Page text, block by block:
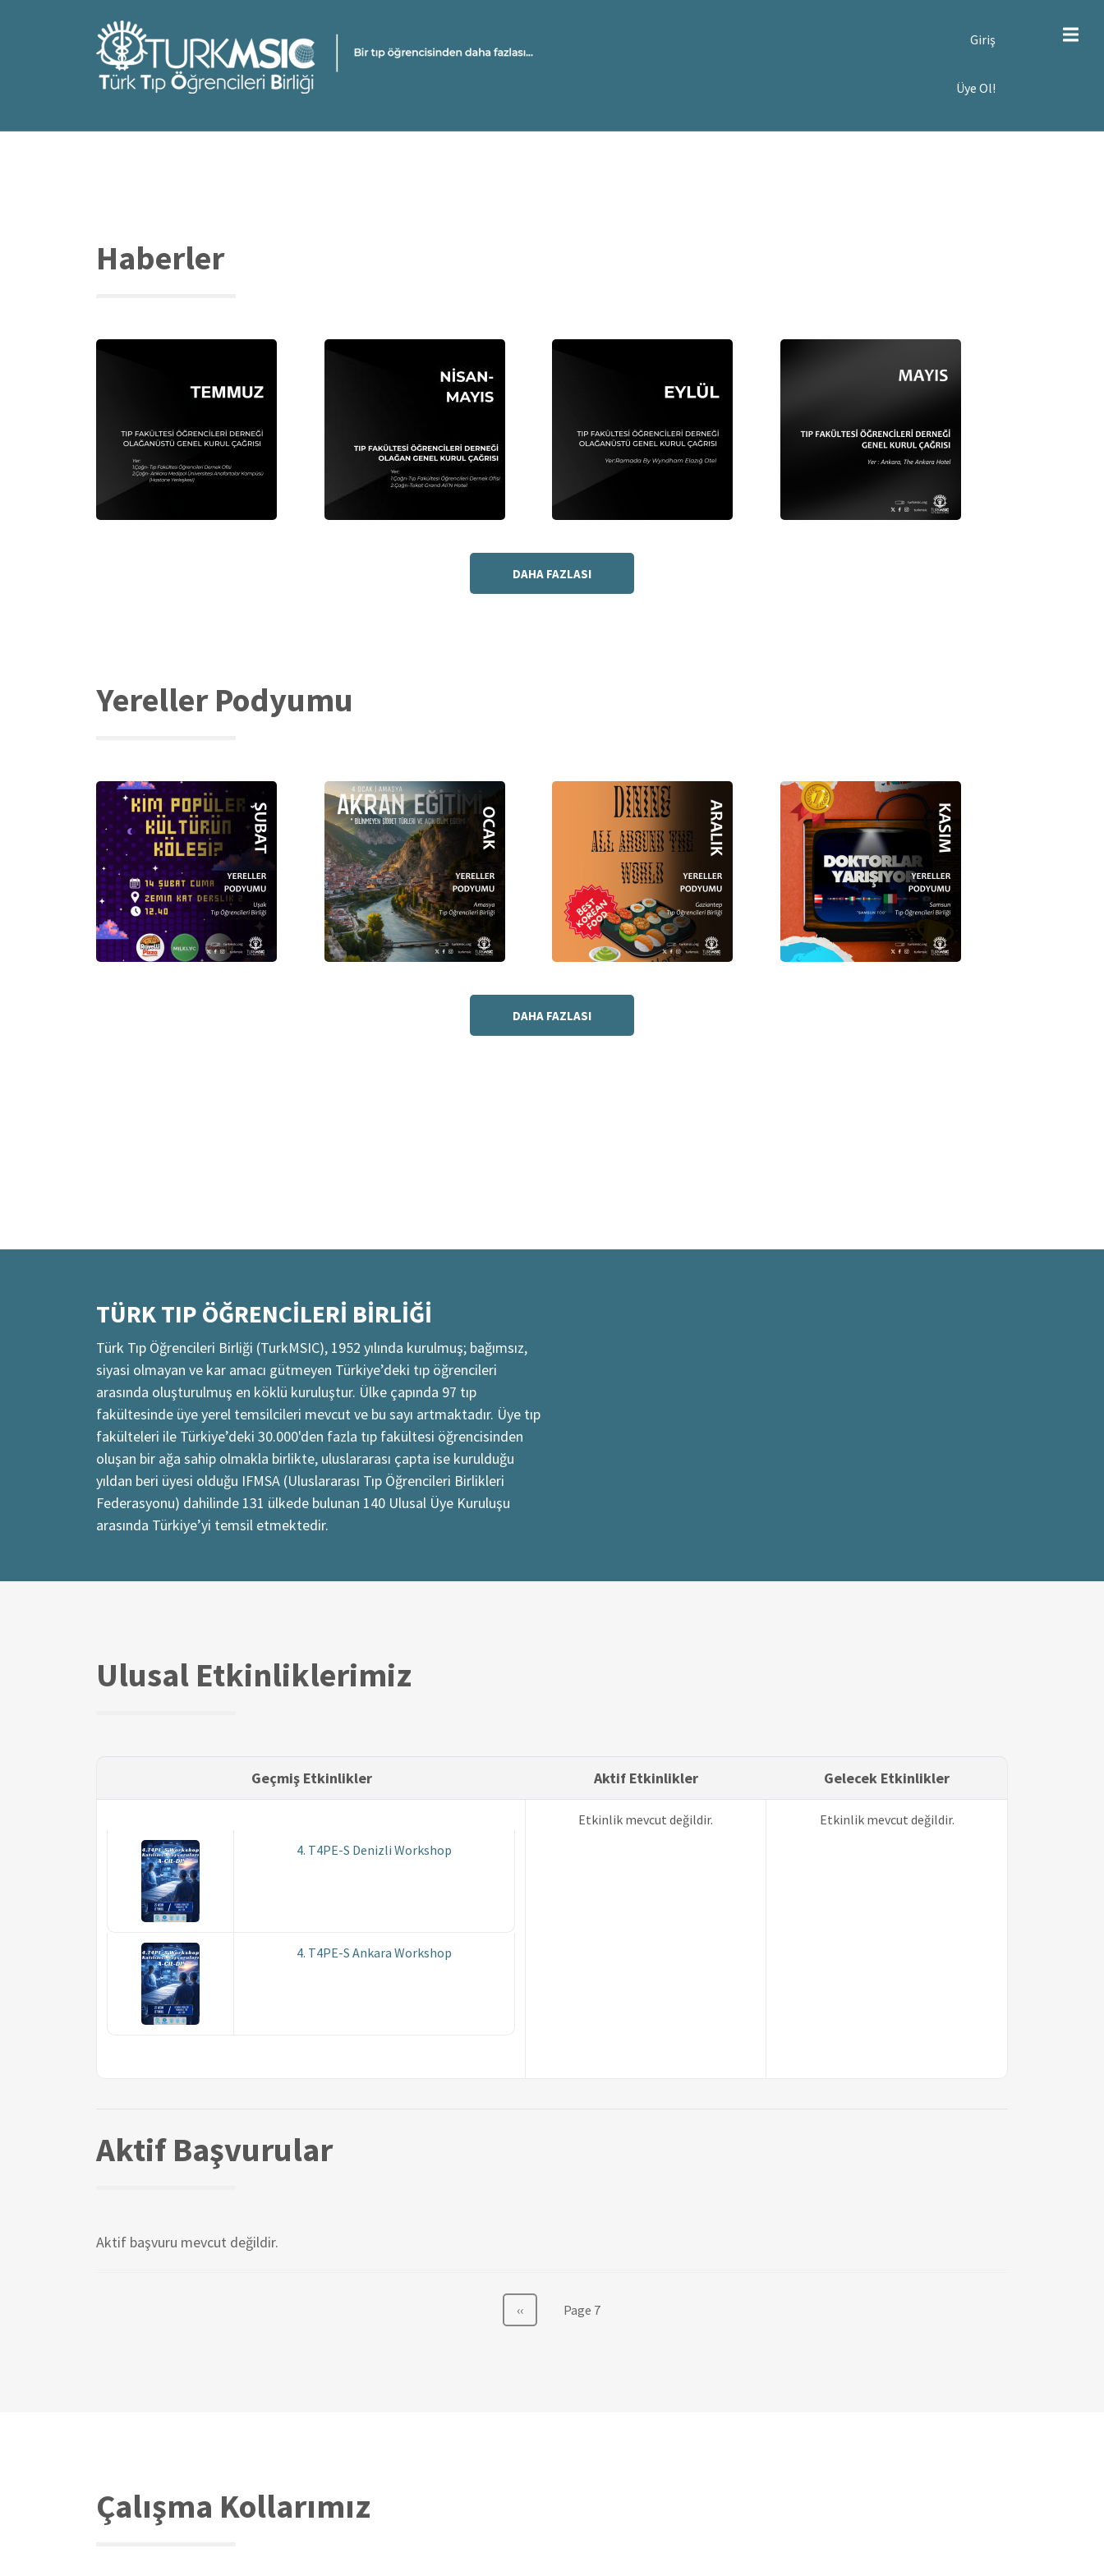
Giriş
Üye Ol!
Haberler
DAHA FAZLASI
Yereller Podyumu
DAHA FAZLASI
TÜRK TIP ÖĞRENCİLERİ BİRLİĞİ
Türk Tıp Öğrencileri Birliği (TurkMSIC), 1952 yılında kurulmuş; bağımsız,
siyasi olmayan ve kar amacı gütmeyen Türkiye’deki tıp öğrencileri
arasında oluşturulmuş en köklü kuruluştur. Ülke çapında 97 tıp
fakültesinde üye yerel temsilcileri mevcut ve bu sayı artmaktadır. Üye tıp
fakülteleri ile Türkiye’deki 30.000'den fazla tıp fakültesi öğrencisinden
oluşan bir ağa sahip olmakla birlikte, uluslararası çapta ise kurulduğu
yıldan beri üyesi olduğu IFMSA (Uluslararası Tıp Öğrencileri Birlikleri
Federasyonu) dahilinde 131 ülkede bulunan 140 Ulusal Üye Kuruluşu
arasında Türkiye’yi temsil etmektedir.
Ulusal Etkinliklerimiz
Geçmiş Etkinlikler Aktif Etkinlikler Gelecek Etkinlikler
4. T4PE-S Denizli Workshop
4. T4PE-S Ankara Workshop
Etkinlik mevcut değildir. Etkinlik mevcut değildir.
Aktif Başvurular
Aktif başvuru mevcut değildir.
Önceki
‹‹ Page 7
Çalışma Kollarımız